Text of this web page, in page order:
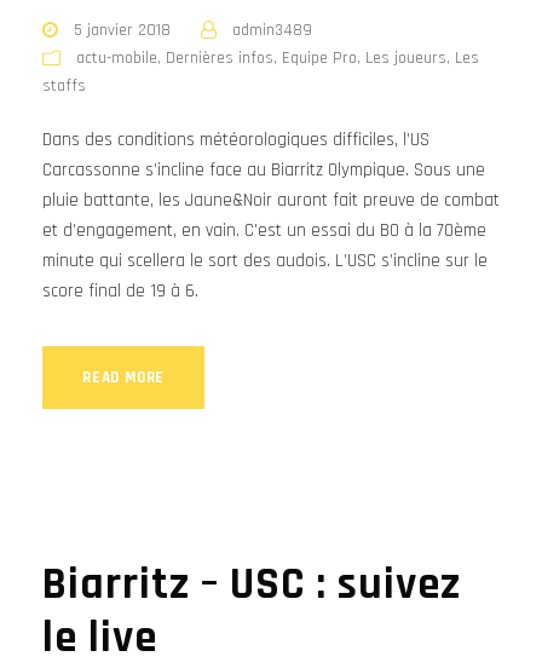
5 janvier 2018
admin3489
actu-mobile, Dernières infos, Equipe Pro, Les joueurs, Les
staffs
Dans des conditions météorologiques difficiles, l’US
Carcassonne s’incline face au Biarritz Olympique. Sous une
pluie battante, les Jaune&Noir auront fait preuve de combat
et d’engagement, en vain. C’est un essai du BO à la 70ème
minute qui scellera le sort des audois. L’USC s’incline sur le
score final de 19 à 6.
READ MORE
Biarritz – USC : suivez
le live